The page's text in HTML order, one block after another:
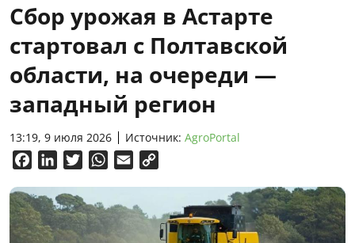
Сбор урожая в Астарте
стартовал с Полтавской
области, на очереди —
западный регион
13:19, 9 июля 2026 Источник: AgroPortal
FacebookLinkedInTwitterWhatsApp
Email